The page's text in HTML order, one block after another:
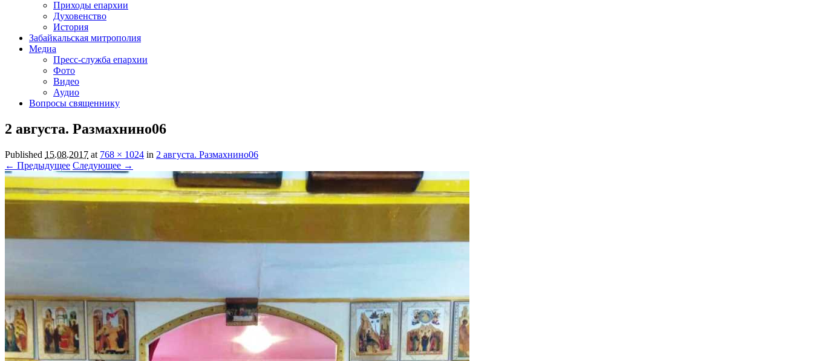
Приходы епархии
Духовенство
История
Забайкальская митрополия
Медиа
Пресс-служба епархии
Фото
Видео
Аудио
Вопросы священнику
2 августа. Размахнино06
Published 15.08.2017 at 768 × 1024 in 2 августа. Размахнино06
← Предыдущее Следующее →